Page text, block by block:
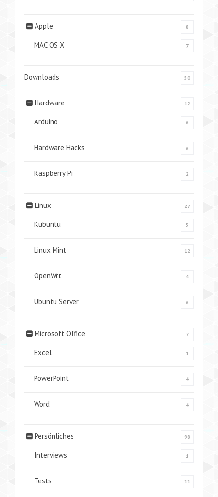
Apple 8
MAC OS X 7
Downloads 50
Hardware 12
Arduino 6
Hardware Hacks 6
Raspberry Pi 2
Linux 27
Kubuntu 5
Linux Mint 12
OpenWrt 4
Ubuntu Server 6
Microsoft Office 7
Excel 1
PowerPoint 4
Word 4
Persönliches 98
Interviews 1
Tests 11